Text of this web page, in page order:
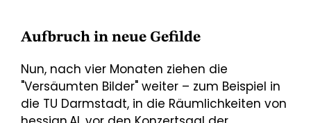
Aufbruch in neue Gefilde
Nun, nach vier Monaten ziehen die
"Versäumten Bilder" weiter – zum Beispiel in
die TU Darmstadt, in die Räumlichkeiten von